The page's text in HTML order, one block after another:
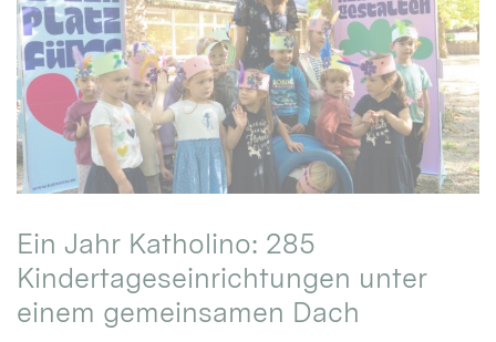
Ein Jahr Katholino: 285
Kindertageseinrichtungen unter
einem gemeinsamen Dach